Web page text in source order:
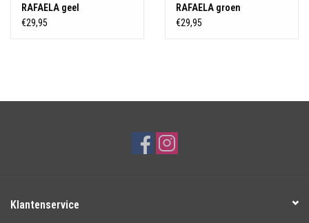
RAFAELA geel
€29,95
RAFAELA groen
€29,95
Klantenservice